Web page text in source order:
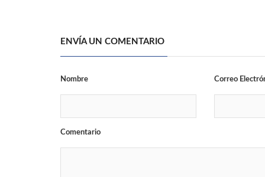
ENVÍA UN COMENTARIO
Nombre Correo
Comentario